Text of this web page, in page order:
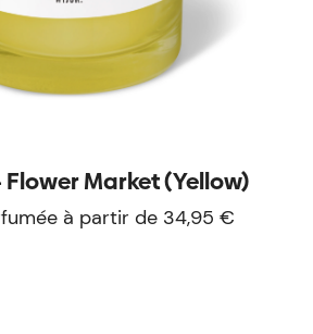
Flower Market (Yellow)
à partir de 34,95 €